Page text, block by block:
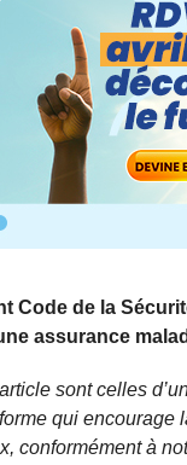
Code de la
assurance
sont celles
qui encourage
conformément à